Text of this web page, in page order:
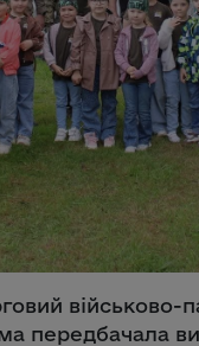
військово-
передбачала